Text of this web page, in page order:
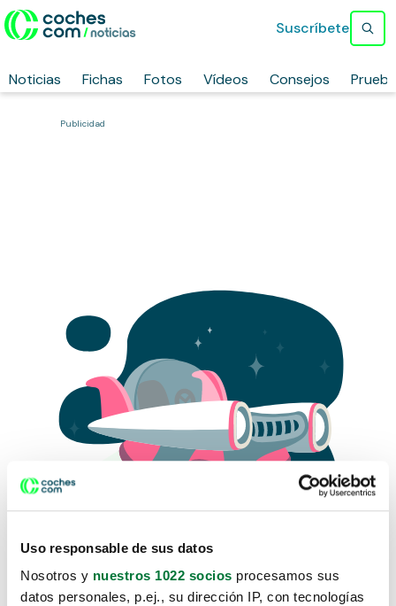
Uso responsable de sus datos
Nosotros y nuestros 1022 socios procesamos sus
datos personales, p.ej., su dirección IP, con tecnologías
Noticias Fichas Fotos Vídeos Consejos
Suscríbete
Publicidad